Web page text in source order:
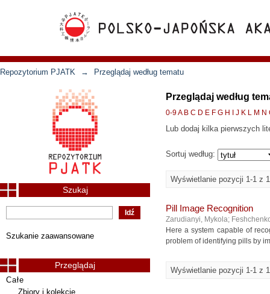
Repozytorium PJATK → Przeglądaj według tematu
Przeglądaj według
0-9A B C D E F G H J K L M N
Lub dodaj kilka pierwszych
Sortuj według:
Wyświetlanie pozycji 1-1 z 1
Pill Image Recognition
Zarudianyi, Mykola;
Here a system capable of
problem of identifying pills by
Wyświetlanie pozycji 1-1 z 1
Szukaj
Szukanie zaawansowane
Przeglądaj
Całe
Zbiory i kolekcje